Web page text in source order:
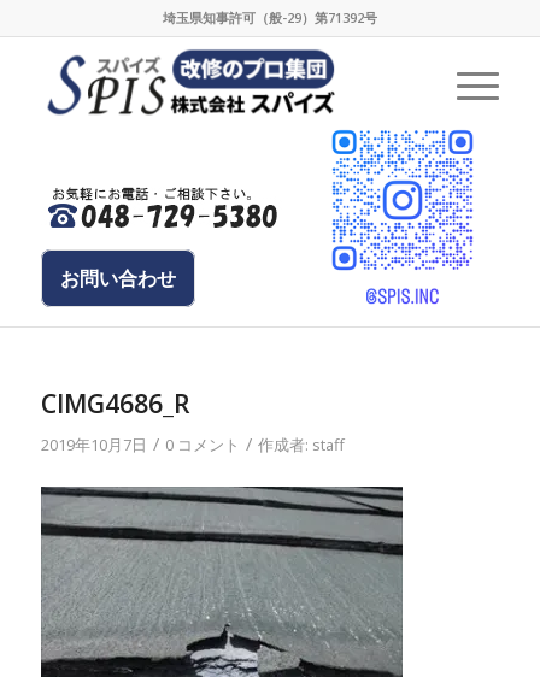
埼玉県知事許可（般-29）第71392号
お問い合わせ
CIMG4686_R
2019年10月7日 / 0 コメント / 作成者: staff